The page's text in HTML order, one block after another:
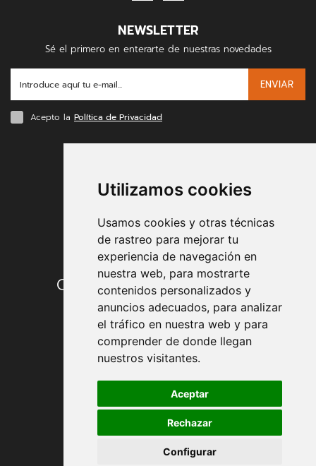
Utilizamos cookies
Usamos cookies y otras técnicas
de rastreo para mejorar tu
experiencia de navegación en
nuestra web, para mostrarte
contenidos personalizados y
anuncios adecuados, para analizar
el tráfico en nuestra web y para
comprender de donde llegan
nuestros visitantes.
Aceptar
Rechazar
Configurar
NEWSLETTER
Sé el primero en enterarte de nuestras novedades
ENVIAR
Acepto la Política de Privacidad
Condiciones de contratación
Envío y entrega
Devoluciones
Formas de pago
Política de Privacidad